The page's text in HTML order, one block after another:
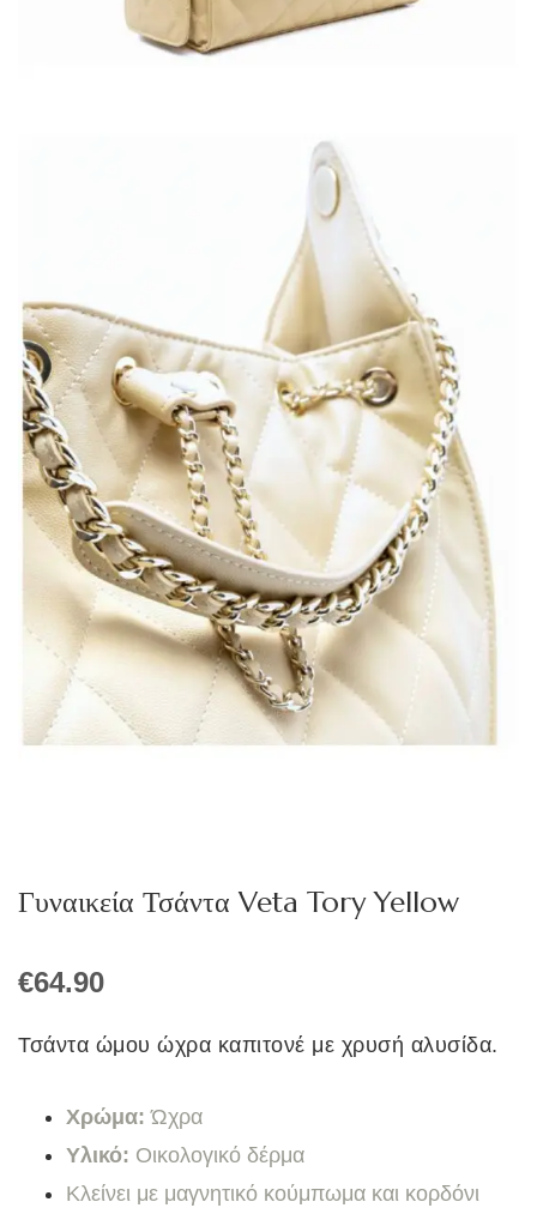
Γυναικεία Τσάντα Veta Tory Yellow
€64.90
Τσάντα ώμου ώχρα καπιτονέ με χρυσή αλυσίδα.
Χρώμα:Ώχρα
Υλικό: Οικολογικό δέρμα
Κλείνει με μαγνητικό κούμπωμα και κορδόνι